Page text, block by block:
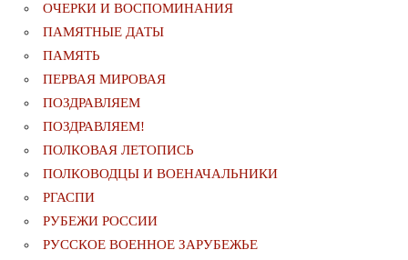
ОЧЕРКИ И ВОСПОМИНАНИЯ
ПАМЯТНЫЕ ДАТЫ
ПАМЯТЬ
ПЕРВАЯ МИРОВАЯ
ПОЗДРАВЛЯЕМ
ПОЗДРАВЛЯЕМ!
ПОЛКОВАЯ ЛЕТОПИСЬ
ПОЛКОВОДЦЫ И ВОЕНАЧАЛЬНИКИ
РГАСПИ
РУБЕЖИ РОССИИ
РУССКОЕ ВОЕННОЕ ЗАРУБЕЖЬЕ